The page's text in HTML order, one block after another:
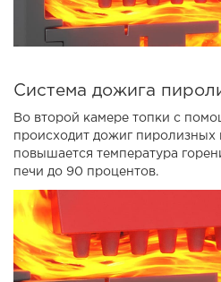
Система дожига
Во второй камере топки с
происходит дожиг пиролизных
повышается температура
печи до 90 процентов.